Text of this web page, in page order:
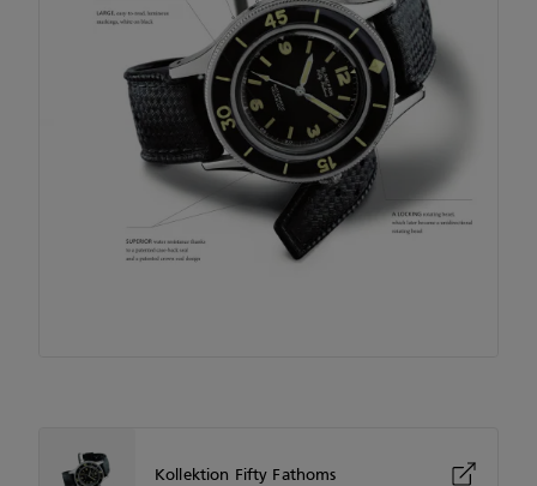
Kollektion Fifty Fathoms